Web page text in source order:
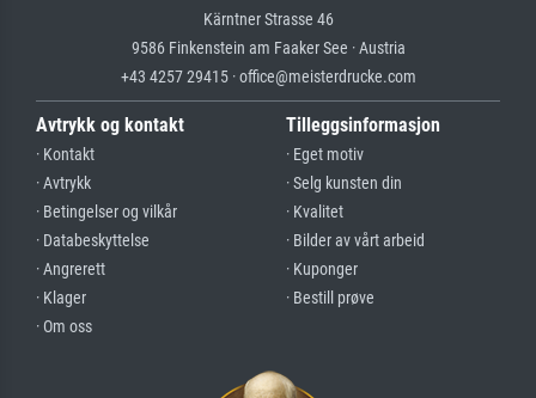
Kärntner Strasse 46
9586 Finkenstein am Faaker See · Austria
+43 4257 29415 · office@meisterdrucke.com
Avtrykk og kontakt
· Kontakt
· Avtrykk
· Betingelser og vilkår
· Databeskyttelse
· Angrerett
· Klager
· Om oss
Tilleggsinformasjon
· Eget motiv
· Selg kunsten din
· Kvalitet
· Bilder av vårt arbeid
· Kuponger
· Bestill prøve